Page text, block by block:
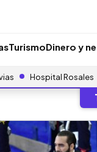
TurismoDinero y
Hospital Rosales